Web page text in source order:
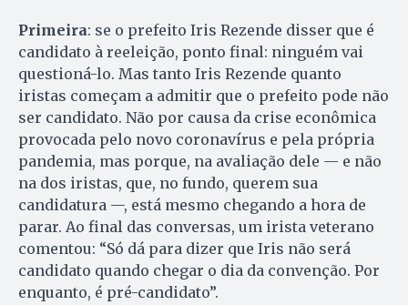
Primeira: se o prefeito Iris Rezende disser que é
candidato à reeleição, ponto final: ninguém vai
questioná-lo. Mas tanto Iris Rezende quanto
iristas começam a admitir que o prefeito pode não
ser candidato. Não por causa da crise econômica
provocada pelo novo coronavírus e pela própria
pandemia, mas porque, na avaliação dele — e não
na dos iristas, que, no fundo, querem sua
candidatura —, está mesmo chegando a hora de
parar. Ao final das conversas, um irista veterano
comentou: “Só dá para dizer que Iris não será
candidato quando chegar o dia da convenção. Por
enquanto, é pré-candidato”.